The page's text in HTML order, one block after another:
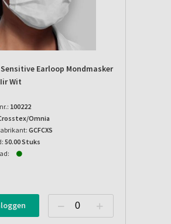
Earloop Mondmasker
Wit
100222
Omnia
GCFCXS
50.00 Stuks